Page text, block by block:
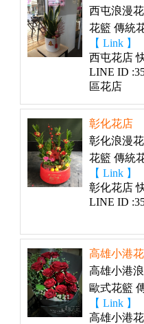
西屯浪漫
花籃 傳統
【 Link 】
西屯花店
LINE ID
區花店
彰化花店
彰化浪漫
花籃 傳統
【 Link 】
彰化花店
LINE ID
高雄小港
高雄小港
歐式花籃
【 Link 】
高雄小港